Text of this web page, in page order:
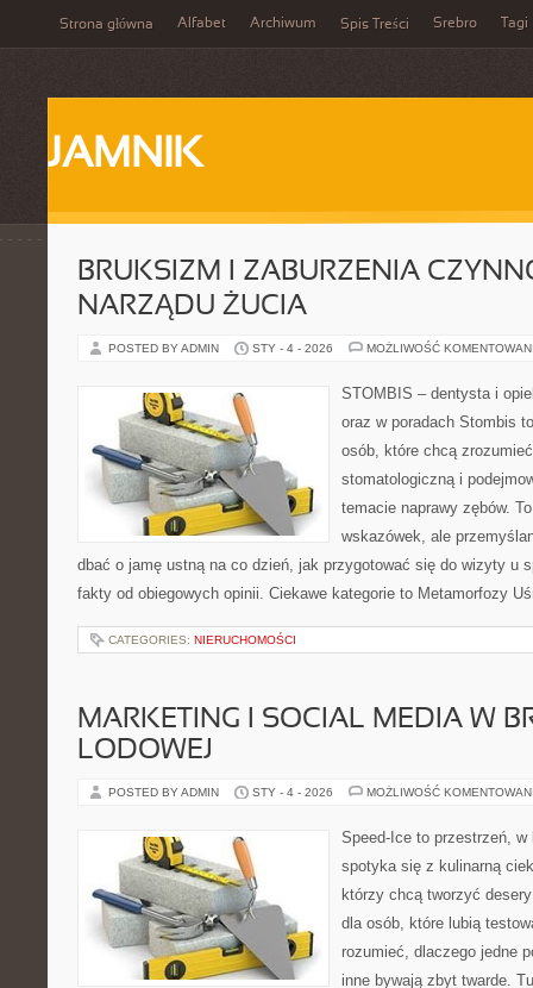
Strona główna Alfabet Archiwum Spis Treści Srebro Tagi
JAMNIK
BRUKSIZM I ZABURZENIA
NARZĄDU ŻUCIA
POSTED BY ADMIN STY - 4 - 2026 MOŻLIWOŚĆ
STOMBIS – dentysta i
oraz w poradach Stombis
osób, które chcą
stomatologiczną i
temacie naprawy zębów.
wskazówek, ale
dbać o jamę ustną na co dzień, jak przygotować się do wizyty u
fakty od obiegowych opinii. Ciekawe kategorie to Metamorfozy
CATEGORIES: NIERUCHOMOŚCI
MARKETING I SOCIAL MEDIA W
LODOWEJ
POSTED BY ADMIN STY - 4 - 2026 MOŻLIWOŚĆ
Speed-Ice to przestrzeń, w
spotyka się z kulinarną
którzy chcą tworzyć
dla osób, które lubią
rozumieć, dlaczego jedne
inne bywają zbyt twarde.